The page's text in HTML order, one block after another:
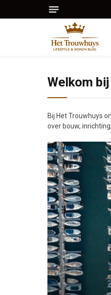
Welkom
Bij Het Trouwhuys
over bouw,